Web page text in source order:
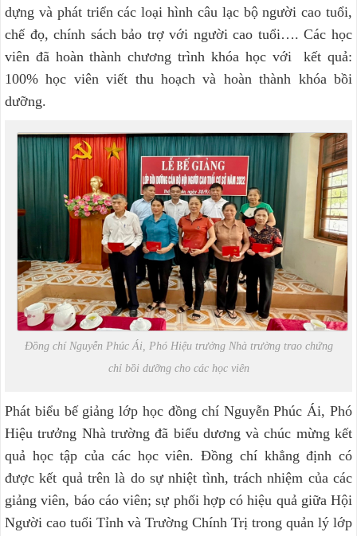
dựng và phát triển các loại hình câu lạc bộ người cao tuổi,
chế đọ, chính sách bảo trợ với người cao tuổi…. Các học
viên đã hoàn thành chương trình khóa học với kết quả:
100% học viên viết thu hoạch và hoàn thành khóa bồi
dưỡng.
Đồng chí Nguyễn Phúc Ái, Phó Hiệu trưởng Nhà trường trao chứng
chỉ bồi dưỡng cho các học viên
Phát biểu bế giảng lớp học đồng chí Nguyễn Phúc Ái, Phó
Hiệu trưởng Nhà trường đã biểu dương và chúc mừng kết
quả học tập của các học viên. Đồng chí khẳng định có
được kết quả trên là do sự nhiệt tình, trách nhiệm của các
giảng viên, báo cáo viên; sự phối hợp có hiệu quả giữa Hội
Người cao tuổi Tỉnh và Trường Chính Trị trong quản lý lớp